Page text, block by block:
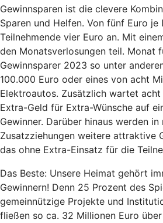
Gewinnsparen ist die clevere
Sparen und Helfen. Von fünf Euro je
Teilnehmende vier Euro an. Mit
den Monatsverlosungen teil. Monat
Gewinnsparer 2023 so unter
100.000 Euro oder eines von acht
Elektroautos. Zusätzlich wartet
Extra-Geld für Extra-Wünsche auf
Gewinner. Darüber hinaus werden
Zusatzziehungen weitere attraktive
das ohne Extra-Einsatz für die
Das Beste: Unsere Heimat gehört
Gewinnern! Denn 25 Prozent des
gemeinnützige Projekte und
fließen so ca. 32 Millionen Euro